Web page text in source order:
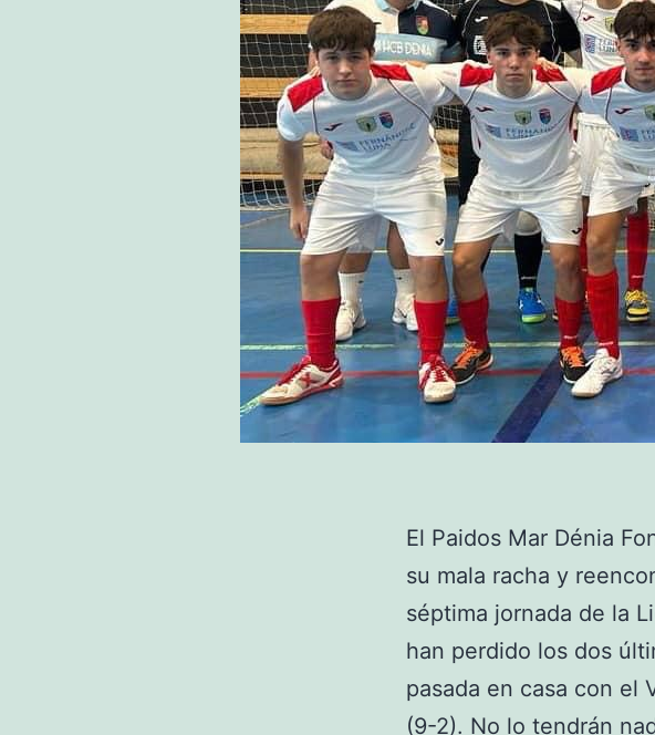
El Paidos Mar Dénia
su mala racha y
séptima jornada de la
han perdido los dos
pasada en casa con el
(9-2). No lo tendrán